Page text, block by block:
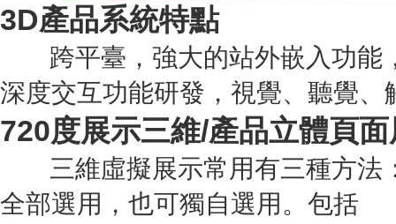
3D產品系統特點
跨平臺，強大的站外嵌入功能
深度交互功能研發，視覺、聽覺、
720度展示三維/產品立體頁
三維虛擬展示常用有三種方法
全部選用，也可獨自選用。包括